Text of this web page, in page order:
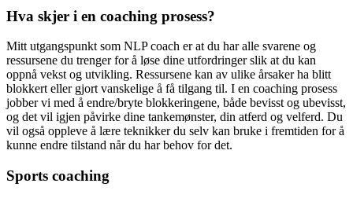
Hva skjer i en coaching prosess?
Mitt utgangspunkt som NLP coach er at du har alle svarene og
ressursene du trenger for å løse dine utfordringer slik at du kan
oppnå vekst og utvikling. Ressursene kan av ulike årsaker ha blitt
blokkert eller gjort vanskelige å få tilgang til. I en coaching prosess
jobber vi med å endre/bryte blokkeringene, både bevisst og ubevisst,
og det vil igjen påvirke dine tankemønster, din atferd og velferd. Du
vil også oppleve å lære teknikker du selv kan bruke i fremtiden for å
kunne endre tilstand når du har behov for det.
Sports coaching